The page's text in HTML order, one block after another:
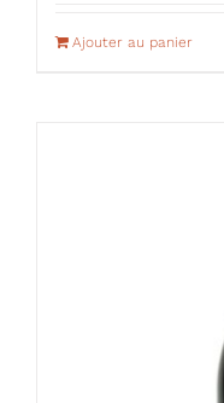
Ajouter au panier